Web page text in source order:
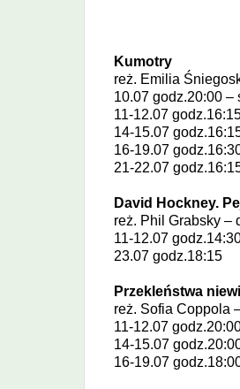
Kumotry
reż. Emilia
10.07 godz.20:00 –
11-12.07
14-15.07
16-19.07
21-22.07
David Hockney.
reż. Phil Grabsky –
11-12.07
23.07 godz.18:15
Przekleństwa
reż. Sofia Coppola
11-12.07
14-15.07
16-19.07